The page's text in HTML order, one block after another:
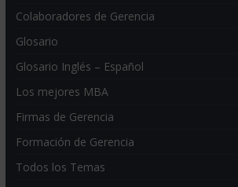
Colaboradores de Gerencia
Glosario
Glosario Inglés – Español
Los mejores MBA
Firmas de Gerencia
Formación de Gerencia
Todos los Temas